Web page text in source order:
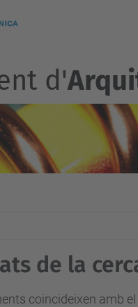
d'
de la
coincideixen amb